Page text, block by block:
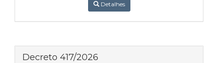
Detalhes
Decreto 417/2026